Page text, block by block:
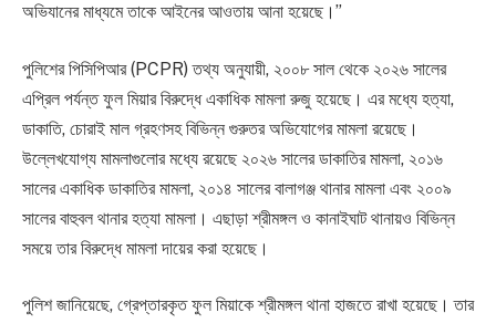
অভিযানের মাধ্যমে তাকে আইনের আওতায় আনা হয়েছে।”
পুলিশের পিসিপিআর (PCPR) তথ্য অনুযায়ী, ২০০৮ সাল থেকে ২০২৬ সালের
এপ্রিল পর্যন্ত ফুল মিয়ার বিরুদ্ধে একাধিক মামলা রুজু হয়েছে। এর মধ্যে হত্যা,
ডাকাতি, চোরাই মাল গ্রহণসহ বিভিন্ন গুরুতর অভিযোগের মামলা রয়েছে।
উল্লেখযোগ্য মামলাগুলোর মধ্যে রয়েছে ২০২৬ সালের ডাকাতির মামলা, ২০১৬
সালের একাধিক ডাকাতির মামলা, ২০১৪ সালের বালাগঞ্জ থানার মামলা এবং ২০০৯
সালের বাহুবল থানার হত্যা মামলা। এছাড়া শ্রীমঙ্গল ও কানাইঘাট থানায়ও বিভিন্ন
সময়ে তার বিরুদ্ধে মামলা দায়ের করা হয়েছে।
পুলিশ জানিয়েছে, গ্রেপ্তারকৃত ফুল মিয়াকে শ্রীমঙ্গল থানা হাজতে রাখা হয়েছে। তার